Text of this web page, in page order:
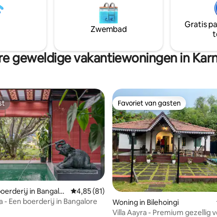
omringt je en de
zachtjes, zodat je
zijn.
thuis voelt. Bij The Lantern
uit om de mist, het licht en de
van een plek waar
gemaakt te omarmen.
Zwembad
Gratis
geweldige vakantiewoningen in
van 4,9 op 5, 20 recensies
in Bangalor
Gemiddelde beoordeling van 4,85 op 5, 81
4,85 (81)
- Een boerderij in Bangalore
Favoriet van gasten
Favoriet van gasten
Woning in Bilehoingi
Villa Aayra - Premium gezellig